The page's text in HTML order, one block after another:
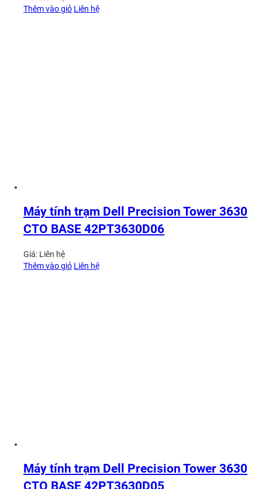
Thêm vào giỏ Liên hệ
Máy tính trạm Dell Precision Tower 3630
CTO BASE 42PT3630D06
Giá: Liên hệ
Thêm vào giỏ Liên hệ
Máy tính trạm Dell Precision Tower 3630
CTO BASE 42PT3630D05